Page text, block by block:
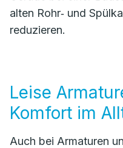
alten Rohr‑ und
reduzieren.
Leise
Komfort im
Auch bei Armaturen